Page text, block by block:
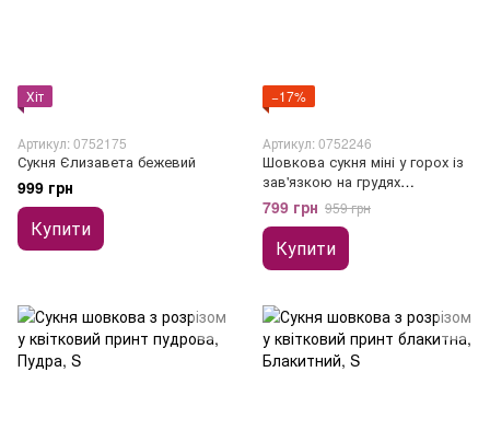
Хіт
Артикул: 0752175
Сукня Єлизавета бежевий
999 грн
Купити
−17%
Артикул: 0752246
Шовкова сукня міні у горох із
зав'язкою на грудях
помаранчева
799 грн 959 грн
Купити